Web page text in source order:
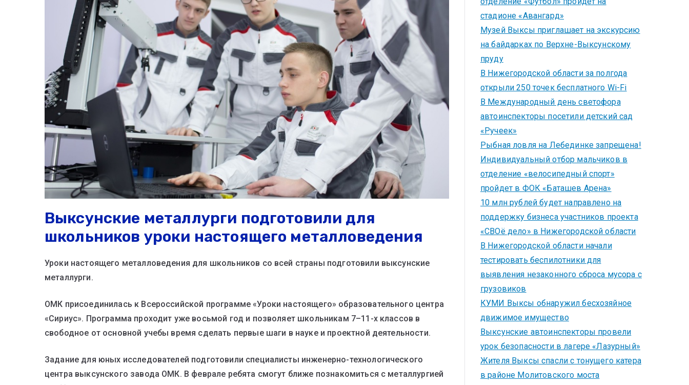
Выксунские металлурги подготовили для
школьников уроки настоящего металловедения
Уроки настоящего металловедения для школьников со всей страны подготовили выксунские
металлурги.
ОМК присоединилась к Всероссийской программе «Уроки настоящего» образовательного центра
«Сириус». Программа проходит уже восьмой год и позволяет школьникам 7–11-х классов в
свободное от основной учебы время сделать первые шаги в науке и проектной деятельности.
Задание для юных исследователей подготовили специалисты инженерно-технологического
центра выксунского завода ОМК. В феврале ребята смогут ближе познакомиться с металлургией
стадионе «Авангард»
Музей Выксы приглашает на экскурсию
на байдарках по Верхне-Выксунскому
пруду
В Нижегородской области за полгода
открыли 250 точек бесплатного Wi-Fi
В Международный день светофора
автоинспекторы посетили детский сад
«Ручеек»
Рыбная ловля на Лебединке запрещена!
Индивидуальный отбор мальчиков в
отделение «велосипедный спорт»
пройдет в ФОК «Баташев Арена»
10 млн рублей будет направлено на
поддержку бизнеса участников проекта
«СВОё дело» в Нижегородской области
В Нижегородской области начали
тестировать беспилотники для
выявления незаконного сброса мусора с
грузовиков
КУМИ Выксы обнаружил бесхозяйное
движимое имущество
Выксунские автоинспекторы провели
урок безопасности в лагере «Лазурный»
Жителя Выксы спасли с тонущего катера
в районе Молитовского моста